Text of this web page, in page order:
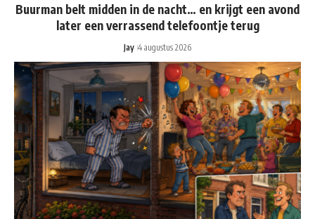
Buurman belt midden in de nacht… en krijgt een avond
later een verrassend telefoontje terug
Jay 4 augustus 2026